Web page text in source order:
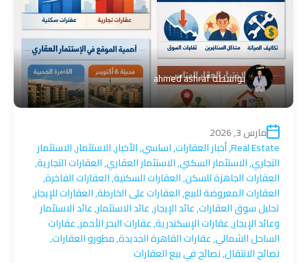
بواسطةahmed ashraf
مارس 3, 2026
Real Estate
,أخبار العقارات,اساسي,الأخبار,الاستثمار,الاستثمار
التجاري,الاستثمار السكني,الاستثمار العقاري,العقارات التجارية,
العقارات الجاهزة للسكن,العقارات السكنية,العقارات الفاخرة,
العقارات المعروضة للبيع,العقارات على الخارطة,العقارات للإيجار,
تحليل سوق العقارات,عائد الإيجار,عائد الاستثمار,عائد الاستثمار
وعائد الإيجار,عقارات الإسكندرية,عقارات البحر الأحمر,عقارات
الساحل الشمالي,عقارات القاهرة الجديدة,مطورو العقارات,
نصائح الانتقال,نصائح في بيع العقارات